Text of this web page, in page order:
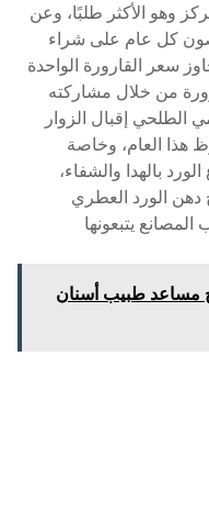
وهو الأكثر طلبًا، وعن
كل عام على شراء
سعر القارورة الواحدة
وتجاوزت مبيعاته الـ1000 قارورة من خلال مشاركته
الطلحي إقبال الزوار
هذا العام، وخاصة
بالهدا والشفاء،
دهن الورد العطري
المصانع يتبعونها
مساعد طبيب أسنان